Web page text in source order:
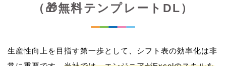
（🎁無料テンプレートDL）
生産性向上を目指す第一歩として、シフト表の効率化は非